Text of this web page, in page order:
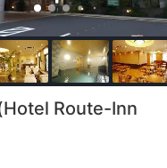
Route-Inn